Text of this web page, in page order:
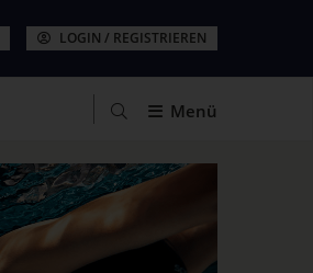
LOGIN / REGISTRIEREN
Menü